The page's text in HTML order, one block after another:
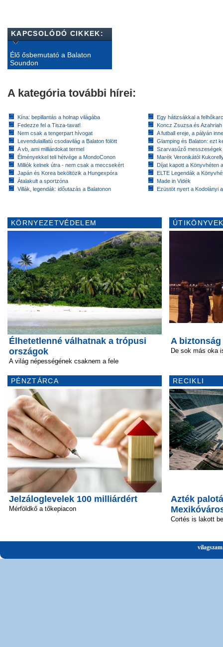
KAPCSOLÓDÓ CIKKEK:
Élő ősbemutató a Balaton
Soundon
A kategória további hírei:
Kína: bepillantás a holnap világába
Fedezze fel a Tisza-tavat!
Nem csak a tengerpart hívogat
Levendulaillatú csodavilág a Balaton fölött
A vb, ami milliárdokat termel
Élményekkel teli hétvége a MondoConon
Milliók kelnek útra - nem csak a meccsekért
Japán és Korea beköltözik a Hungexpóra
Átalakult a sportzóna
Villák, legendák: időutazás a Balatonon
Egy hátizsákkal a
Koncz Zsuzsa és
A futball ereje, a pályán
Glamping és Balaton: ezt
Szarvasűző messzeségek
Marék Veronikától
Díjat kapott a Könyvhéten
ELTE Legendák a
Made in Vidék
Ezüstöt nyert a Kodolányi
KÖRNYEZETVÉDELEM
Élhetetlenné válhatnak a trópusi
országok
A világ népességének csaknem a fele
PÉNZTÁRCA
Jelzáloglevelek 100 milliárdért
Mérföldkő a tőkepiacon
A
De sok más oka
RECIKLI
Azték
Cortés is lakott